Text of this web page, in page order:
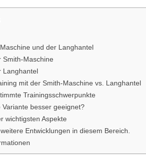
und der Langhantel
Smith-Maschine
Langhantel
mit der Smith-Maschine vs. Langhantel
Trainingsschwerpunkte
Variante besser geeignet?
wichtigsten Aspekte
Entwicklungen in diesem Bereich.